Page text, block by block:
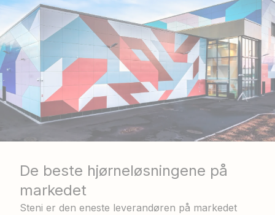
De beste hjørneløsningene på
markedet
Steni er den eneste leverandøren på markedet